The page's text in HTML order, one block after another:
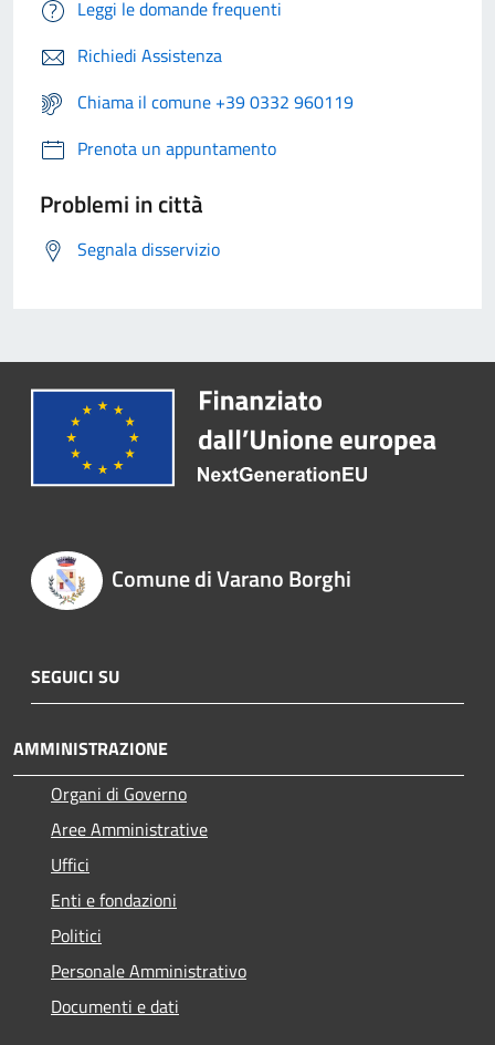
Leggi le domande frequenti
Richiedi Assistenza
Chiama il comune +39 0332 960119
Prenota un appuntamento
Problemi in città
Segnala disservizio
Comune di Varano Borghi
SEGUICI SU
AMMINISTRAZIONE
Organi di Governo
Aree Amministrative
Uffici
Enti e fondazioni
Politici
Personale Amministrativo
Documenti e dati